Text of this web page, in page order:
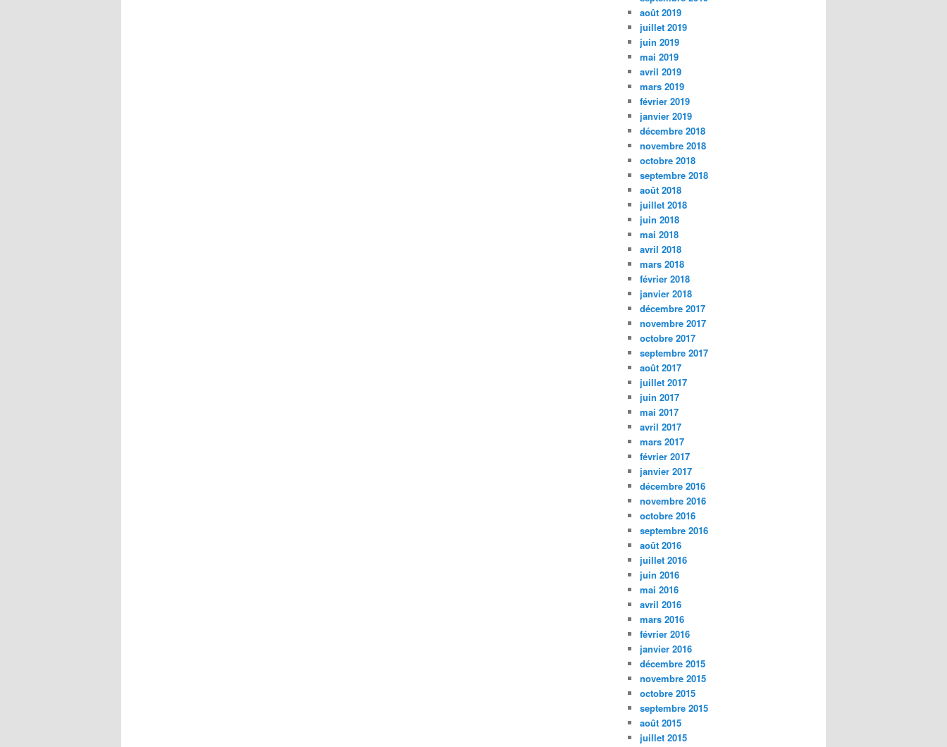
août 2019
juillet 2019
juin 2019
mai 2019
avril 2019
mars 2019
février 2019
janvier 2019
décembre 2018
novembre 2018
octobre 2018
septembre 2018
août 2018
juillet 2018
juin 2018
mai 2018
avril 2018
mars 2018
février 2018
janvier 2018
décembre 2017
novembre 2017
octobre 2017
septembre 2017
août 2017
juillet 2017
juin 2017
mai 2017
avril 2017
mars 2017
février 2017
janvier 2017
décembre 2016
novembre 2016
octobre 2016
septembre 2016
août 2016
juillet 2016
juin 2016
mai 2016
avril 2016
mars 2016
février 2016
janvier 2016
décembre 2015
novembre 2015
octobre 2015
septembre 2015
août 2015
juillet 2015